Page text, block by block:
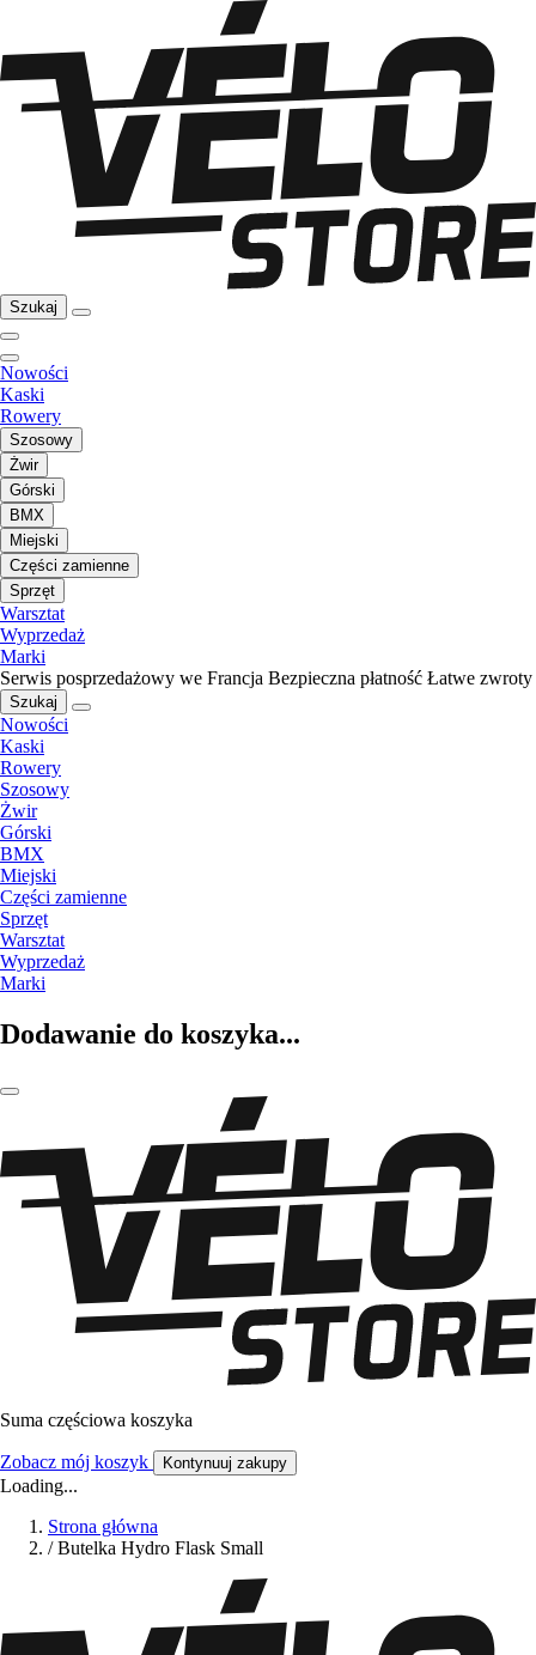
Szukaj
Nowości
Kaski
Rowery
Szosowy
Żwir
Górski
BMX
Miejski
Części zamienne
Sprzęt
Warsztat
Wyprzedaż
Marki
Serwis posprzedażowy we Francja Bezpieczna płatność Łatwe zwroty
Szukaj
Nowości
Kaski
Rowery
Szosowy
Żwir
Górski
BMX
Miejski
Części zamienne
Sprzęt
Warsztat
Wyprzedaż
Marki
Dodawanie do koszyka...
Suma częściowa koszyka
Zobacz mój koszyk Kontynuuj zakupy
Loading...
Strona główna
/ Butelka Hydro Flask Small